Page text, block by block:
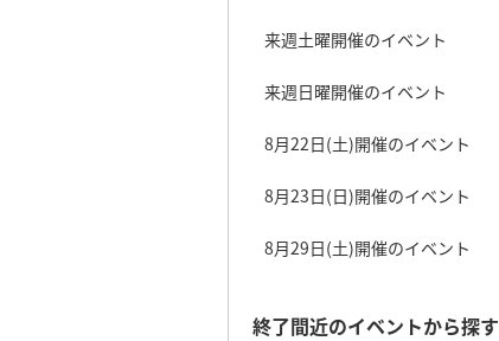
来週土曜開催のイベント
来週日曜開催のイベント
8月22日(土)開催のイベント
8月23日(日)開催のイベント
8月29日(土)開催のイベント
終了間近のイベントから探す